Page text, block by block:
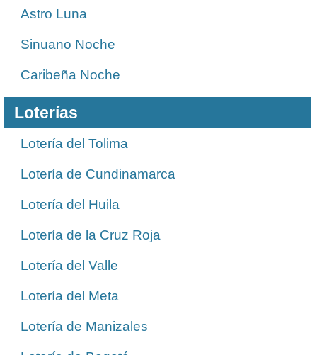
Astro Luna
Sinuano Noche
Caribeña Noche
Loterías
Lotería del Tolima
Lotería de Cundinamarca
Lotería del Huila
Lotería de la Cruz Roja
Lotería del Valle
Lotería del Meta
Lotería de Manizales